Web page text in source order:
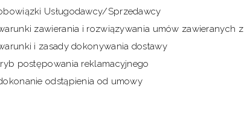
Usługodawcy/Sprzedawcy
zawierania i rozwiązywania umów zawieranych
i zasady dokonywania dostawy
postępowania reklamacyjnego
odstąpienia od umowy